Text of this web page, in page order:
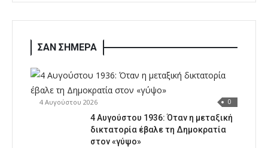
ΣΑΝ ΣΗΜΕΡΑ
4 Αυγούστου 2026 0
4 Αυγούστου 1936: Όταν η μεταξική
δικτατορία έβαλε τη Δημοκρατία
στον «γύψο»